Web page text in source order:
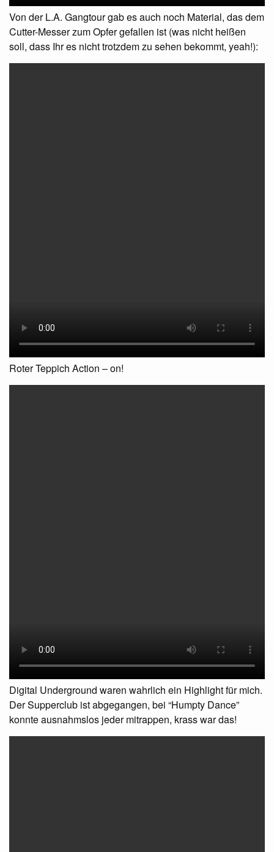
Von der L.A. Gangtour gab es auch noch Material, das dem
Cutter-Messer zum Opfer gefallen ist (was nicht heißen
soll, dass Ihr es nicht trotzdem zu sehen bekommt, yeah!):
Roter Teppich Action – on!
Digital Underground waren wahrlich ein Highlight für mich.
Der Supperclub ist abgegangen, bei “Humpty Dance”
konnte ausnahmslos jeder mitrappen, krass war das!